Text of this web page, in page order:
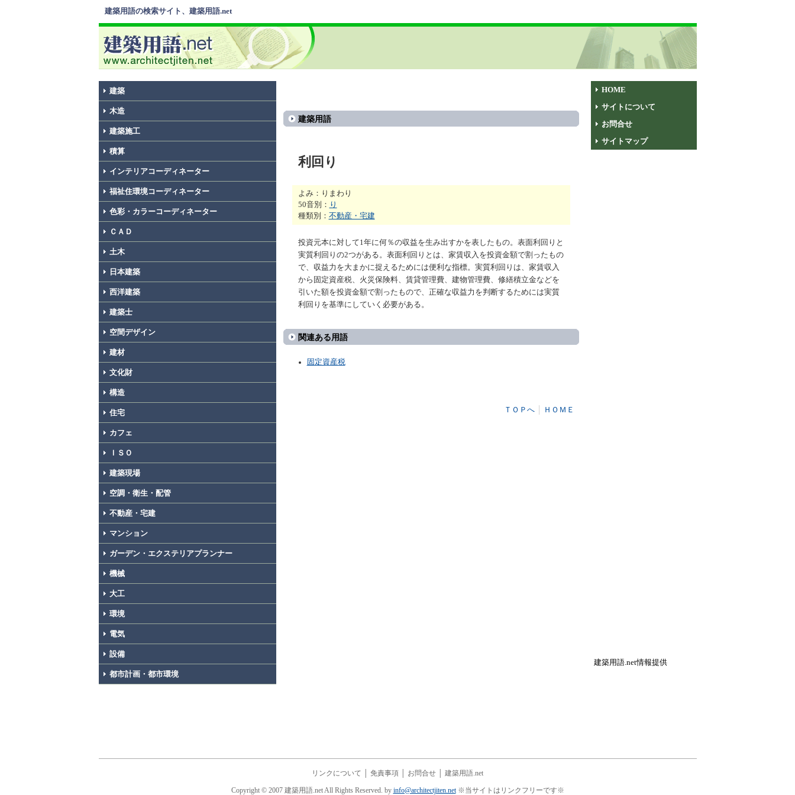
建築用語の検索サイト、建築用語.net
建築
木造
建築施工
積算
インテリアコーディネーター
福祉住環境コーディネーター
色彩・カラーコーディネーター
ＣＡＤ
土木
日本建築
西洋建築
建築士
空間デザイン
建材
文化財
構造
住宅
カフェ
ＩＳＯ
建築現場
空調・衛生・配管
不動産・宅建
マンション
ガーデン・エクステリアプランナー
機械
大工
環境
電気
設備
都市計画・都市環境
建築用語
利回り
よみ：りまわり
50音別： り
種類別： 不動産・宅建
投資元本に対して1年に何％の収益を生み出すかを表したもの。表面利回りと
実質利回りの2つがある。表面利回りとは、家賃収入を投資金額で割ったもの
で、収益力を大まかに捉えるためには便利な指標。実質利回りは、家賃収入
から固定資産税、火災保険料、賃貸管理費、建物管理費、修繕積立金などを
引いた額を投資金額で割ったもので、正確な収益力を判断するためには実質
利回りを基準にしていく必要がある。
関連ある用語
固定資産税
ＴＯＰへ│ ＨＯＭＥ
HOME
サイトについて
お問合せ
サイトマップ
建築用語.net情報提供
リンクについて 免責事項 お問合せ 建築用語.net
Copyright © 2007 建築用語.net All Rights Reserved. by info@architectjiten.net※当サイトはリンクフリーです※